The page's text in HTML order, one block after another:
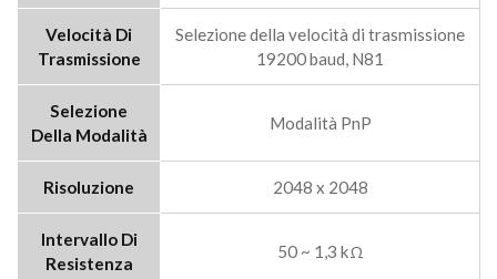
Velocità Di
Trasmissione
Selezione della velocità di trasmissione
19200 baud, N81
Selezione
Della Modalità
Modalità PnP
Risoluzione 2048 x 2048
Intervallo Di
Resistenza
50 ~ 1,3 kΩ